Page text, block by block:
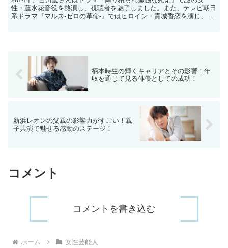
性・蓮水花音役を熱演し、視聴者を魅了しました。また、テレビ朝日
系ドラマ『マルス-ゼロの革命-』ではヒロイン・貴城香恋を演じ、そ
柄本時生の輝くキャリアとその影響！年
収を通じて見る俳優としての成功！
新浜レオンの父親の影響力がすごい！親
子共演で魅せる感動のステージ！
コメント
コメントを書き込む
ホーム 女性芸能人